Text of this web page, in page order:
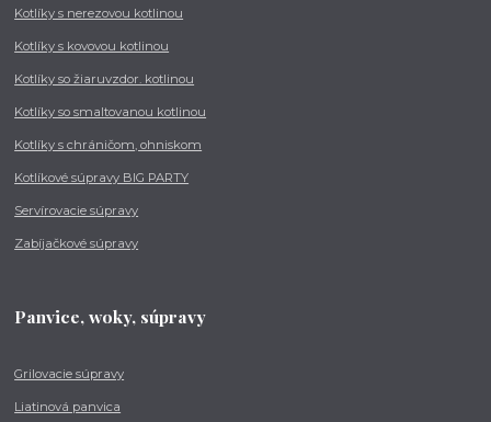
Kotlíky s nerezovou kotlinou
Kotlíky s kovovou kotlinou
Kotlíky so žiaruvzdor. kotlinou
Kotlíky so smaltovanou kotlinou
Kotlíky s chráničom, ohniskom
Kotlíkové súpravy BIG PARTY
Servírovacie súpravy
Zabíjačkové súpravy
Panvice, woky, súpravy
Grilovacie súpravy
Liatinová panvica